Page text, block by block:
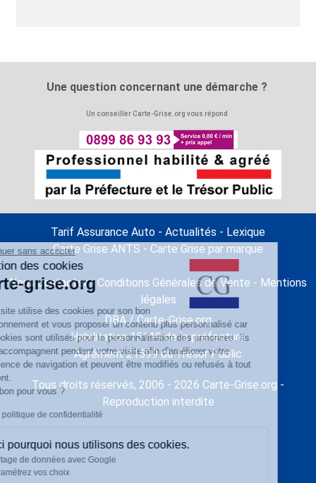
Une question concernant une démarche ?
Un conseiller Carte-Grise.org vous répond
Tarif Assurance Auto - Actualités - Lexique
Carte Grise ANTS - Carte Grise par marque
Nous contacter- Conditions Générales de Vente - Mentions
légales
DBA / Carte-Grise.org
Habilitation 15119 de la préfecture
Agrément 21599 du Trésor Public
Tous droits réservés, 2006 - 2026 Carte-Grise.org -
Reproduction interdite
Continuer sans accepter
Gestion des cookies
Carte-grise.org
Notre site utilise des cookies pour son bon
fonctionnement et vous proposer un contenu plus personnalisé car
les cookies sont utilisés pour la personnalisation des annonces. Ils
vous accompagnent pendant votre visite afin d'améliorer votre
expérience de navigation et peuvent être modifiés ou refusés à tout
moment.
C'est bon pour vous ?
Lire la politique de confidentialité
Voici pourquoi nous utilisons des cookies.
Partage de données avec Google
Paramétrez vos choix